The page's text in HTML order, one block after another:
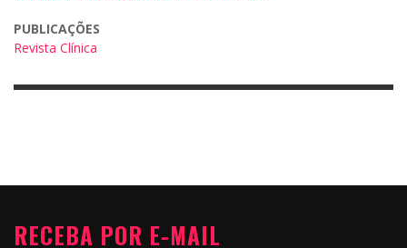
PUBLICAÇÕES
Revista Clínica
RECEBA POR E-MAIL